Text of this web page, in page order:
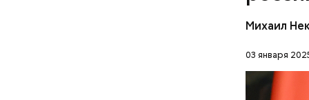
Михаил
03 января